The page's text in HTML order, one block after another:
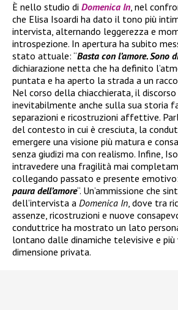
È nello studio di Domenica In, nel
che Elisa Isoardi ha dato il tono più
intervista, alternando leggerezza e
introspezione. In apertura ha subito
stato attuale: “Basta con l’amore. Sono
dichiarazione netta che ha definito
puntata e ha aperto la strada a un
Nel corso della chiacchierata, il
inevitabilmente anche sulla sua storia
separazioni e ricostruzioni affettive.
del contesto in cui è cresciuta, la
emergere una visione più matura e
senza giudizi ma con realismo. Infine,
intravedere una fragilità mai
collegando passato e presente
paura dell’amore“. Un’ammissione che
dell’intervista a Domenica In, dove tra
assenze, ricostruzioni e nuove
conduttrice ha mostrato un lato
lontano dalle dinamiche televisive e più
dimensione privata.